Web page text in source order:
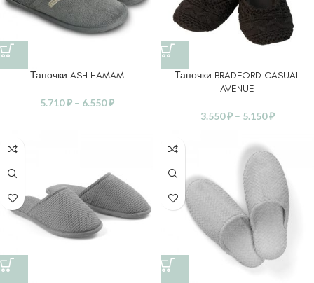
Тапочки ASH HAMAM
5.710₽ – 6.550₽
Тапочки BRADFORD CASUAL
AVENUE
3.550₽ – 5.150₽